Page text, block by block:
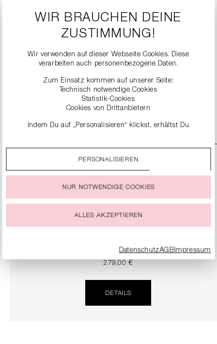
99,99 €
DETAILS
SNEAKER
279,00 €
DETAILS
WIR BRAUCHEN DEINE
ZUSTIMMUNG!
Wir verwenden auf dieser Webseite Cookies. Diese
verarbeiten auch personenbezogene Daten.
Zum Einsatz kommen auf unserer Seite:
Technisch notwendige Cookies
Statistik-Cookies
Cookies von Drittanbietern
Indem Du auf „Personalisieren“ klickst, erhältst Du
Durch einen Klick auf das Auswahlfeld „Alle akzeptieren“
stimmst Du der Verwendung aller Cookies zu, die unter
jeder Zeit ändern oder widerrufen.
PERSONALISIEREN
NUR NOTWENDIGE COOKIES
ALLES AKZEPTIEREN
DatenschutzAGBImpressum